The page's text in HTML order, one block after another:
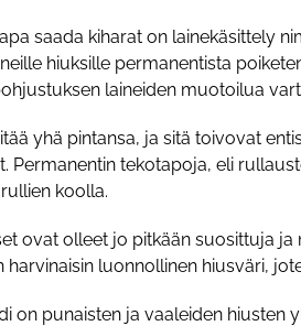
saada kiharat on lainekäsittely
hiuksille permanentista
laineiden muotoilua
yhä pintansa, ja sitä toivovat
Permanentin tekotapoja, eli
koolla.
ovat olleet jo pitkään suosittuja
harvinaisin luonnollinen hiusväri,
on punaisten ja vaaleiden